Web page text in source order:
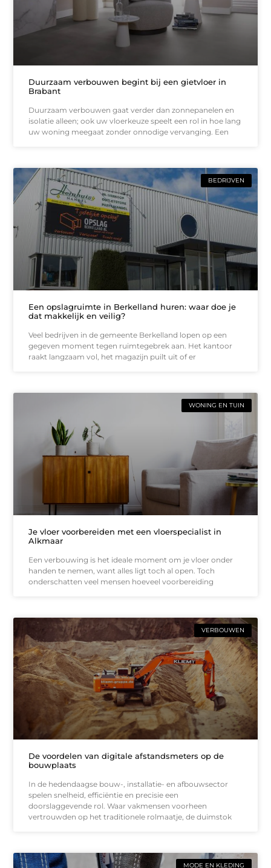
Duurzaam verbouwen begint bij een gietvloer in
Brabant
Duurzaam verbouwen gaat verder dan zonnepanelen en
isolatie alleen; ook uw vloerkeuze speelt een rol in hoe lang
uw woning meegaat zonder onnodige vervanging. Een
BEDRIJVEN
Een opslagruimte in Berkelland huren: waar doe je
dat makkelijk en veilig?
Veel bedrijven in de gemeente Berkelland lopen op een
gegeven moment tegen ruimtegebrek aan. Het kantoor
raakt langzaam vol, het magazijn puilt uit of er
WONING EN TUIN
Je vloer voorbereiden met een vloerspecialist in
Alkmaar
Een verbouwing is het ideale moment om je vloer onder
handen te nemen, want alles ligt toch al open. Toch
onderschatten veel mensen hoeveel voorbereiding
VERBOUWEN
De voordelen van digitale afstandsmeters op de
bouwplaats
In de hedendaagse bouw-, installatie- en afbouwsector
spelen snelheid, efficiëntie en precisie een
doorslaggevende rol. Waar vakmensen voorheen
vertrouwden op het traditionele rolmaatje, de duimstok
MODE EN KLEDING